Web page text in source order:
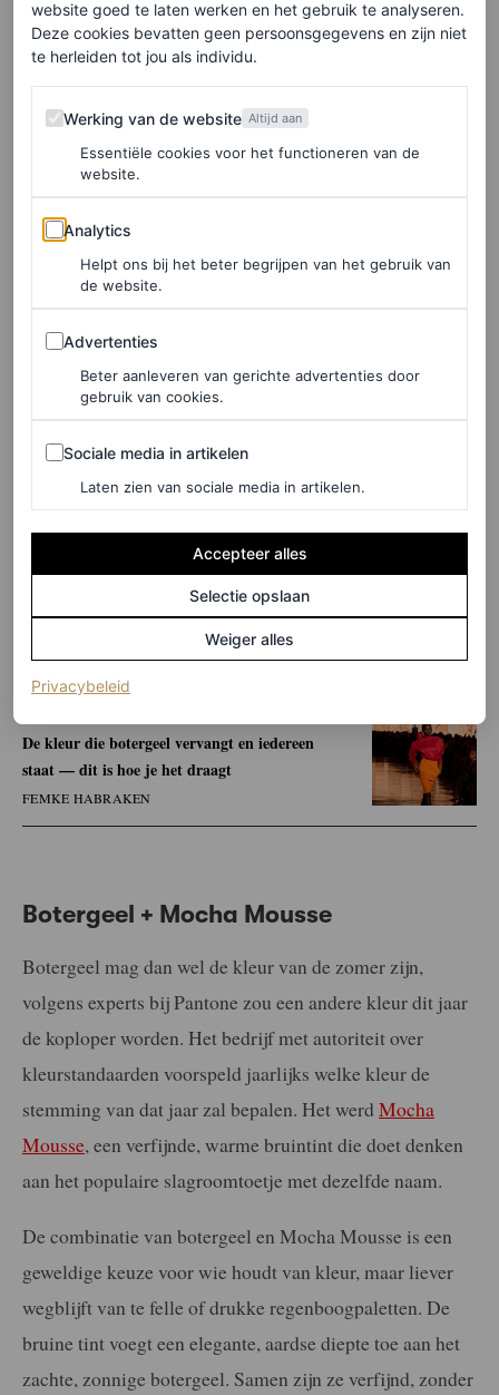
versterkt het subtiele botergeel, terwijl botergeel de
levendigheid van pistache accentueert. Om je vingers bij
af te likken!
De kleur die botergeel vervangt en iedereen
staat — dit is hoe je het draagt
FEMKE HABRAKEN
Botergeel + Mocha Mousse
Botergeel mag dan wel de kleur van de zomer zijn,
volgens experts bij Pantone zou een andere kleur dit jaar
de koploper worden. Het bedrijf met autoriteit over
kleurstandaarden voorspeld jaarlijks welke kleur de
stemming van dat jaar zal bepalen. Het werd Mocha
Mousse, een verfijnde, warme bruintint die doet denken
aan het populaire slagroomtoetje met dezelfde naam.
De combinatie van botergeel en Mocha Mousse is een
geweldige keuze voor wie houdt van kleur, maar liever
wegblijft van te felle of drukke regenboogpaletten. De
bruine tint voegt een elegante, aardse diepte toe aan het
zachte, zonnige botergeel. Samen zijn ze verfijnd, zonder
website goed te laten werken en het gebruik te analyseren.
Deze cookies bevatten geen persoonsgegevens en zijn niet
te herleiden tot jou als individu.
Werking van de website
Werking van de website Altijd aan
Essentiële cookies voor het functioneren van de
website.
Analytics
Analytics
Helpt ons bij het beter begrijpen van het gebruik van
de website.
Advertenties
Advertenties
Beter aanleveren van gerichte advertenties door
gebruik van cookies.
Sociale media in artikelen
Sociale media in artikelen
Laten zien van sociale media in artikelen.
Accepteer alles
Selectie opslaan
Weiger alles
Privacybeleid